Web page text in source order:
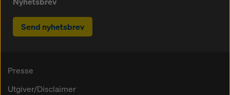
Send nyhetsbrev
Presse
Utgiver/Disclaimer